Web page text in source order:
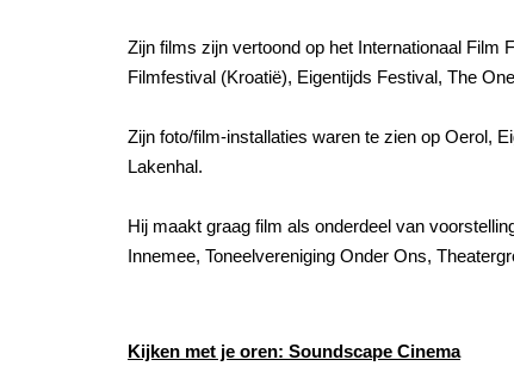
Zijn films zijn vertoond op het Internationaal
Filmfestival (Kroatië), Eigentijds Festival, The
Zijn foto/film-installaties waren te zien op Oerol,
Lakenhal.
Hij maakt graag film als onderdeel van
Innemee, Toneelvereniging Onder Ons,
Kijken met je oren: Soundscape Cinema